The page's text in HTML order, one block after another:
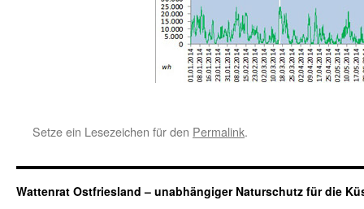
Setze ein Lesezeichen für den Permalink.
Wattenrat Ostfriesland – unabhängiger Naturschutz für die